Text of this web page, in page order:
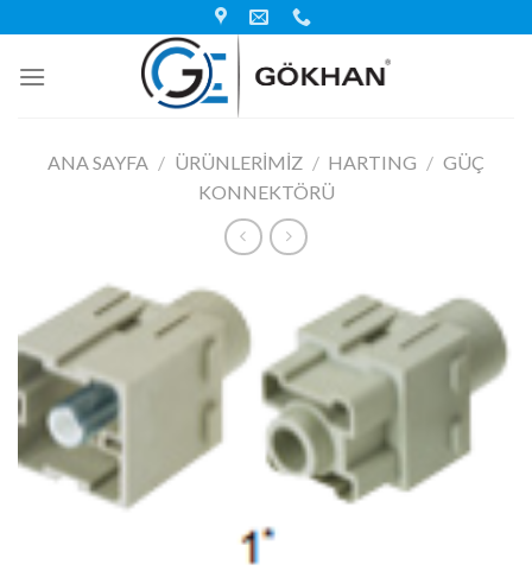
content
ANA SAYFA / ÜRÜNLERIMIZ / HARTING / GÜÇ
KONNEKTÖRÜ